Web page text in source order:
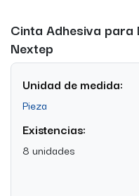
Cinta Adhesiva
Nextep
Unidad de medida:
Pieza
Existencias:
8 unidades